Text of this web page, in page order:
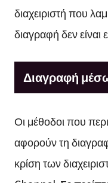
διαχειριστή που
διαγραφή δεν είναι
Διαγραφή
Οι μέθοδοι που
αφορούν τη
κρίση των